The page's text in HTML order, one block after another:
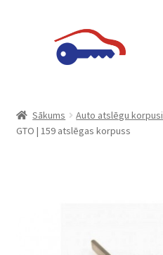
navigation
Datu aizsardzība
Konfidencialitātes politika
Sākums Auto atslēgu korpusi
GTO | 159 atslēgas korpuss